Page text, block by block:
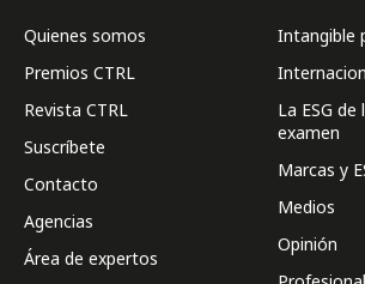
Quienes somos
Premios CTRL
Revista CTRL
Suscríbete
Contacto
Agencias
Área de expertos
Intangible
La ESG
examen
Marcas y
Medios
Opinión